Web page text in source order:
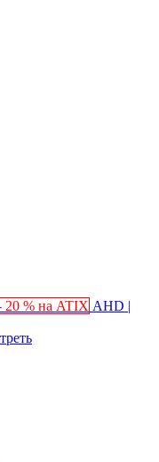
20 % на ATIX AHD |